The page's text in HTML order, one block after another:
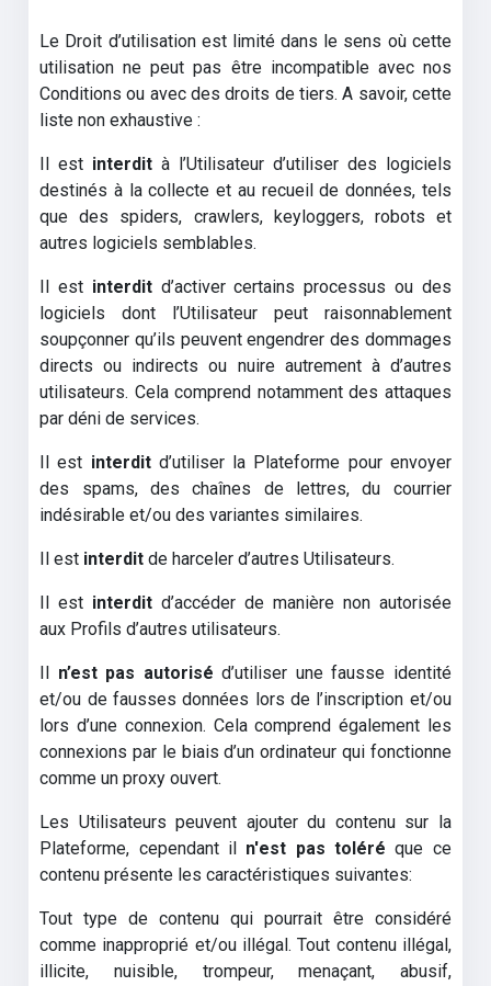
Le Droit d’utilisation est limité dans le sens où cette
utilisation ne peut pas être incompatible avec nos
Conditions ou avec des droits de tiers. A savoir, cette
liste non exhaustive :
Il est interdit à l’Utilisateur d’utiliser des logiciels
destinés à la collecte et au recueil de données, tels
que des spiders, crawlers, keyloggers, robots et
autres logiciels semblables.
Il est interditd’activer certains processus ou des
logiciels dont l’Utilisateur peut raisonnablement
soupçonner qu’ils peuvent engendrer des dommages
directs ou indirects ou nuire autrement à d’autres
utilisateurs. Cela comprend notamment des attaques
par déni de services.
Il est interditd’utiliser la Plateforme pour envoyer
des spams, des chaînes de lettres, du courrier
indésirable et/ou des variantes similaires.
Il est interdit de harceler d’autres Utilisateurs.
Il est interdit d’accéder de manière non autorisée
aux Profils d’autres utilisateurs.
Il n’est pas autorisé d’utiliser une fausse identité
et/ou de fausses données lors de l’inscription et/ou
lors d’une connexion. Cela comprend également les
connexions par le biais d’un ordinateur qui fonctionne
comme un proxy ouvert.
Les Utilisateurs peuvent ajouter du contenu sur la
Plateforme, cependant il n'est pas toléré que ce
contenu présente les caractéristiques suivantes:
Tout type de contenu qui pourrait être considéré
comme inapproprié et/ou illégal. Tout contenu illégal,
illicite, nuisible, trompeur, menaçant, abusif,